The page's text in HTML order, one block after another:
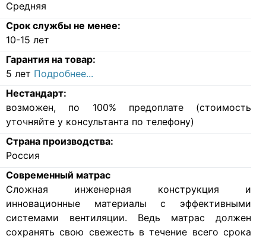
Средняя
Срок службы не менее:
10-15 лет
Гарантия на товар:
5 лет Подробнее...
Нестандарт:
возможен, по 100% предоплате (стоимость
уточняйте у консультанта по телефону)
Страна производства:
Россия
Современный матрас
Cложная инженерная конструкция и
инновационные материалы с эффективными
системами вентиляции. Ведь матрас должен
сохранять свою свежесть в течение всего срока